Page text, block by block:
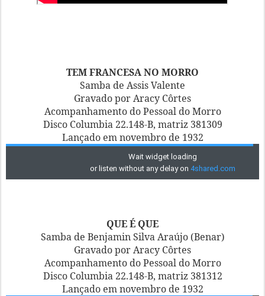
TEM FRANCESA NO MORRO
Samba de Assis Valente
Gravado por Aracy Côrtes
Acompanhamento do Pessoal do Morro
Disco Columbia 22.148-B, matriz 381309
Lançado em novembro de 1932
QUE É QUE
Samba de Benjamin Silva Araújo (Benar)
Gravado por Aracy Côrtes
Acompanhamento do Pessoal do Morro
Disco Columbia 22.148-B, matriz 381312
Lançado em novembro de 1932